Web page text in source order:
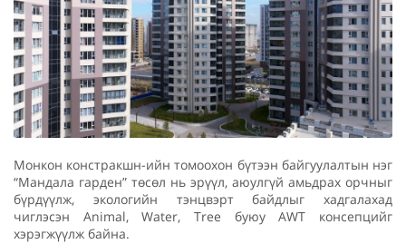
Монкон констракшн-ийн томоохон бүтээн байгуулалтын нэг
“Мандала гарден” төсөл нь эрүүл, аюулгүй амьдрах орчныг
бүрдүүлж, экологийн тэнцвэрт байдлыг хадгалахад
чиглэсэн Animal, Water, Tree буюу AWT консепцийг
хэрэгжүүлж байна.